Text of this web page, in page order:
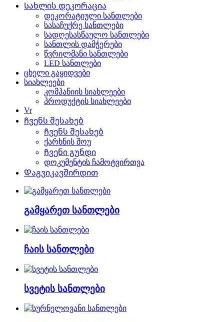
Სახლის დეკორაცია
დეკორატიული სანთლები
სასაჩუქრე სანთლები
სადღესასწაულო სანთლები
სანთლის დამჭერები
წვრილმანი სანთლები
LED სანთლები
ცხელი გაყიდვები
სიახლეები
კომპანიის სიახლეები
პროდუქტის სიახლეები
Vr
Ჩვენს შესახებ
Ჩვენს შესახებ
ქარხნის შოუ
Ჩვენი გუნდი
დოკუმენტის ჩამოტვირთვა
Დაგვიკავშირდით
გამყარეთ სანთლები
ჩაის სანთლები
სვეტის სანთლები